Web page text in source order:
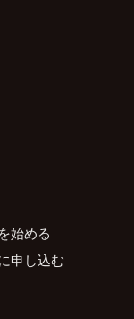
始める
申し込む